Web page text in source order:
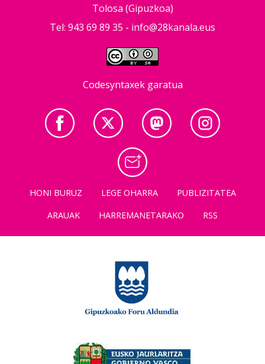
Tolosa (Gipuzkoa)
Tel: 943 69 89 35 - info@28kanala.eus
Codesyntaxek garatua
HONI BURUZ LEGE OHARRA
PUBLIZITATEA
ARAUAK
HARREMANETARAKO RSS